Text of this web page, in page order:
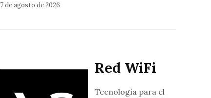
7 de agosto de 2026
Red WiFi
Tecnología para el